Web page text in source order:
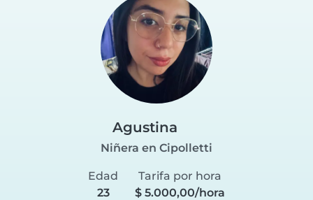
Agustina
Niñera en Cipolletti
Edad
23
Tarifa por hora
$ 5.000,00/hora